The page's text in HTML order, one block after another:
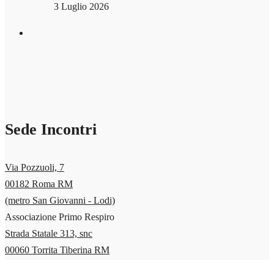
3 Luglio 2026
Sede Incontri
Via Pozzuoli, 7
00182 Roma RM
(metro San Giovanni - Lodi)
Associazione Primo Respiro
Strada Statale 313, snc
00060 Torrita Tiberina RM